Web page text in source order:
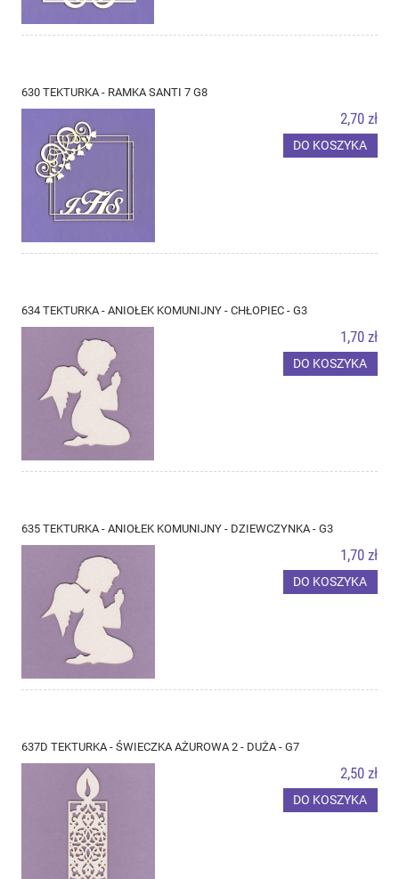
630 TEKTURKA - RAMKA SANTI 7 G8
2,70 zł
DO KOSZYKA
634 TEKTURKA - ANIOŁEK KOMUNIJNY - CHŁOPIEC - G3
1,70 zł
DO KOSZYKA
635 TEKTURKA - ANIOŁEK KOMUNIJNY - DZIEWCZYNKA - G3
1,70 zł
DO KOSZYKA
637D TEKTURKA - ŚWIECZKA AŻUROWA 2 - DUŻA - G7
2,50 zł
DO KOSZYKA